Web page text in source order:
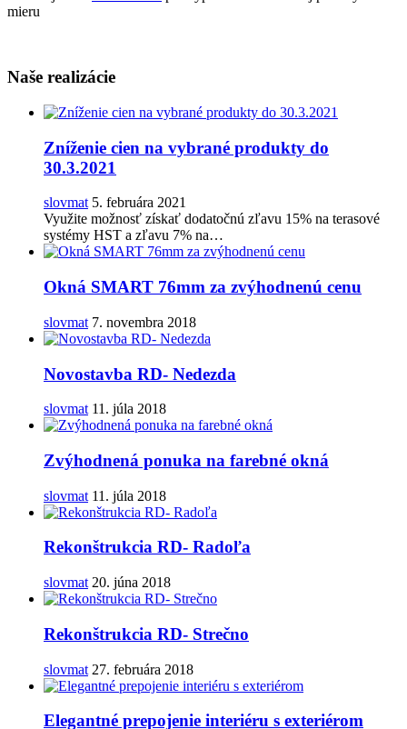
mieru
Naše realizácie
Zníženie cien na vybrané produkty do
30.3.2021
slovmat 5. februára 2021
Využite možnosť získať dodatočnú zľavu 15% na terasové
systémy HST a zľavu 7% na…
Okná SMART 76mm za zvýhodnenú cenu
slovmat 7. novembra 2018
Novostavba RD- Nedezda
slovmat 11. júla 2018
Zvýhodnená ponuka na farebné okná
slovmat 11. júla 2018
Rekonštrukcia RD- Radoľa
slovmat 20. júna 2018
Rekonštrukcia RD- Strečno
slovmat 27. februára 2018
Elegantné prepojenie interiéru s exteriérom